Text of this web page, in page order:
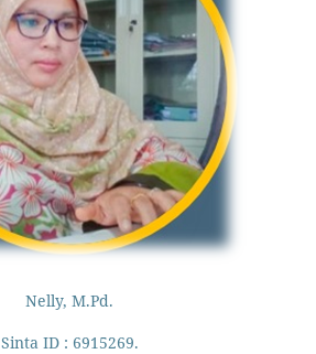
Nelly, M.Pd.
Sinta ID : 6915269.